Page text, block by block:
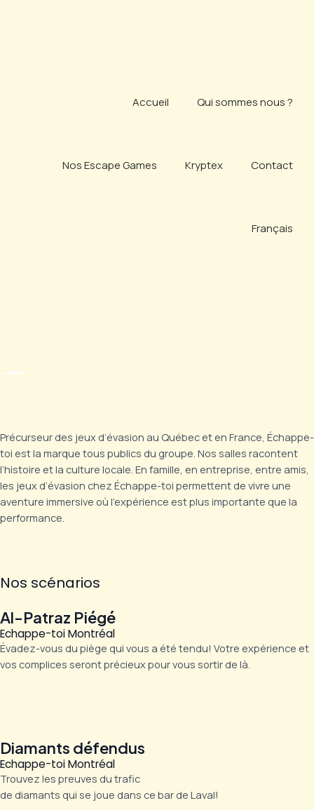
Accueil Qui sommes nous ?
Nos Escape Games Kryptex Contact
Français
Précurseur des jeux d’évasion au Québec et en France, Échappe-
toi est la marque tous publics du groupe. Nos salles racontent
l’histoire et la culture locale. En famille, en entreprise, entre amis,
les jeux d’évasion chez Échappe-toi permettent de vivre une
aventure immersive où l’expérience est plus importante que la
performance.
Nos scénarios
Al-Patraz Piégé
Echappe-toi Montréal
Évadez-vous du piège qui vous a été tendu! Votre expérience et
vos complices seront précieux pour vous sortir de là.
Diamants défendus
Echappe-toi Montréal
Trouvez les preuves du trafic
de diamants qui se joue dans ce bar de Laval!